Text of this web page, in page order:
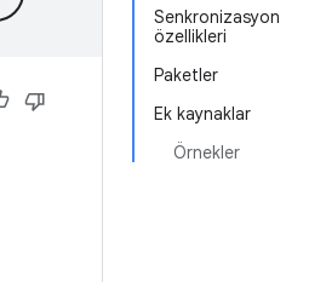
Senkronizasyon
özellikleri
Paketler
Ek kaynaklar
Örnekler